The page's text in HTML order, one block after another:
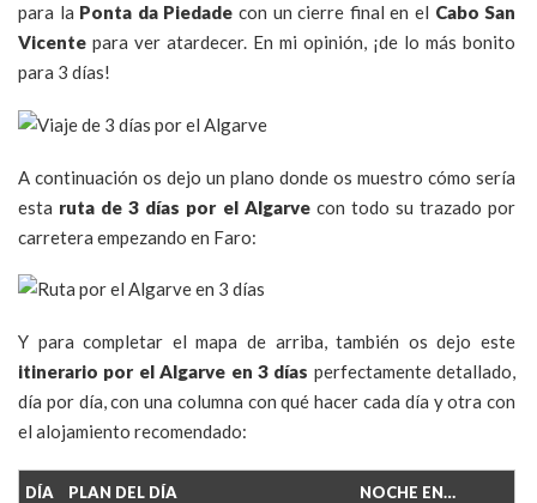
para la Ponta da Piedade con un cierre final en el Cabo San
Vicente para ver atardecer. En mi opinión, ¡de lo más bonito
para 3 días!
A continuación os dejo un plano donde os muestro cómo sería
esta ruta de 3 días por el Algarvecon todo su trazado por
carretera empezando en Faro:
Y para completar el mapa de arriba, también os dejo este
itinerario por el Algarve en 3 días perfectamente detallado,
día por día, con una columna con qué hacer cada día y otra con
el alojamiento recomendado:
DÍA PLAN DEL DÍA NOCHE EN…